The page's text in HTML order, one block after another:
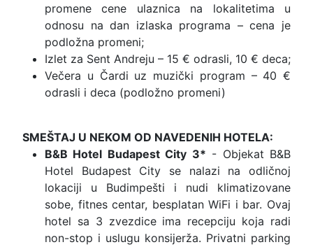
promene cene ulaznica na lokalitetima u
odnosu na dan izlaska programa – cena je
podložna promeni;
Izlet za Sent Andreju – 15 € odrasli, 10 € deca;
Večera u Čardi uz muzički program – 40 €
odrasli i deca (podložno promeni)
SMEŠTAJ U NEKOM OD NAVEDENIH HOTELA:
B&B Hotel Budapest City 3* - Objekat B&B
Hotel Budapest City se nalazi na odličnoj
lokaciji u Budimpešti i nudi klimatizovane
sobe, fitnes centar, besplatan WiFi i bar. Ovaj
hotel sa 3 zvezdice ima recepciju koja radi
non-stop i uslugu konsijerža. Privatni parking